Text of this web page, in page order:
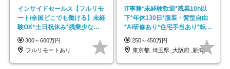
インサイドセールス【フルリモ
ート/全国どこでも働ける】未経
験OK*土日祝休み*残業少なめ*
在宅勤務手当あり
300～600万円
フルリモートあり
IT事務*未経験歓迎*残業10h以
下*年休130日*服装・髪型自由
*AI研修あり*住宅手当あり*転勤
なし
250～450万円
東京都_埼玉県_大阪府_新潟県_福岡県